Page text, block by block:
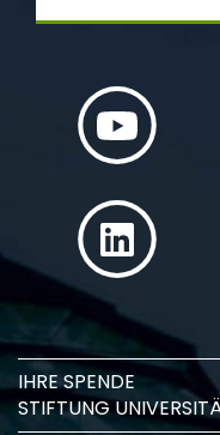
IHRE SPENDE
STIFTUNG